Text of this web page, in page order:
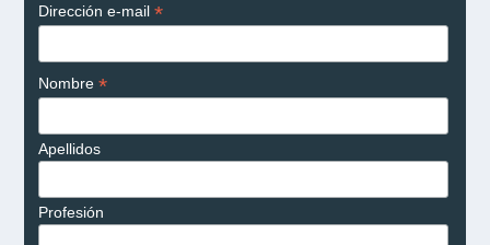
Dirección e-mail *
Nombre *
Apellidos
Profesión